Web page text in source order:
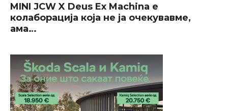
MINI JCW X Deus Ex Machina е
колаборација која не ја очекувавме,
ама…